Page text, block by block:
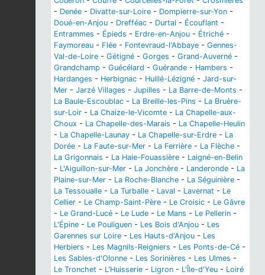
- Denée - Divatte-sur-Loire - Dompierre-sur-Yon -
Doué-en-Anjou - Drefféac - Durtal - Écouflant -
Entrammes - Épieds - Erdre-en-Anjou - Étriché -
Faymoreau - Flée - Fontevraud-l'Abbaye - Gennes-
Val-de-Loire - Gétigné - Gorges - Grand-Auverné -
Grandchamp - Guécélard - Guérande - Hambers -
Hardanges - Herbignac - Huillé-Lézigné - Jard-sur-
Mer - Jarzé Villages - Jupilles - La Barre-de-Monts -
La Baule-Escoublac - La Breille-les-Pins - La Bruère-
sur-Loir - La Chaize-le-Vicomte - La Chapelle-aux-
Choux - La Chapelle-des-Marais - La Chapelle-Heulin
- La Chapelle-Launay - La Chapelle-sur-Erdre - La
Dorée - La Faute-sur-Mer - La Ferrière - La Flèche -
La Grigonnais - La Haie-Fouassière - Laigné-en-Belin
- L'Aiguillon-sur-Mer - La Jonchère - Landeronde - La
Plaine-sur-Mer - La Roche-Blanche - La Séguinière -
La Tessoualle - La Turballe - Laval - Lavernat - Le
Cellier - Le Champ-Saint-Père - Le Croisic - Le Gâvre
- Le Grand-Lucé - Le Lude - Le Mans - Le Pellerin -
L'Épine - Le Pouliguen - Les Bois d'Anjou - Les
Garennes sur Loire - Les Hauts-d'Anjou - Les
Herbiers - Les Magnils-Reigniers - Les Ponts-de-Cé -
Les Sables-d'Olonne - Les Sorinières - Les Ulmes -
Le Tronchet - L'Huisserie - Ligron - L'Île-d'Yeu - Loiré